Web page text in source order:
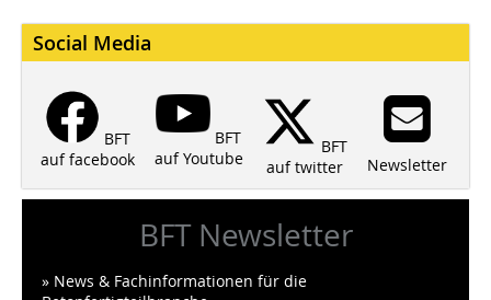
Social Media
BFT
auf facebook
BFT
auf Youtube
BFT
auf twitter
Newsletter
BFT Newsletter
» News & Fachinformationen für die